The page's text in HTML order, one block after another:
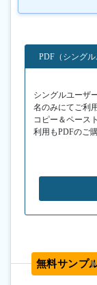
PDF（シングル
シングルユーザ
名のみにてご利
コピー＆ペース
利用もPDFのご
無料サンプ